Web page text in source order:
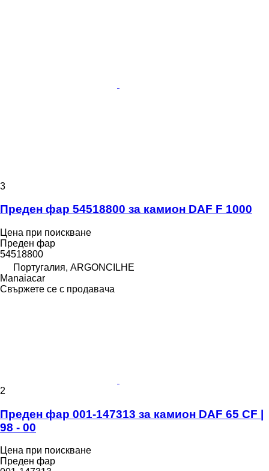
3
Преден фар 54518800 за камион DAF F 1000
Цена при поискване
Преден фар
54518800
Португалия, ARGONCILHE
Manaiacar
Свържете се с продавача
2
Преден фар 001-147313 за камион DAF 65 CF |
98 - 00
Цена при поискване
Преден фар